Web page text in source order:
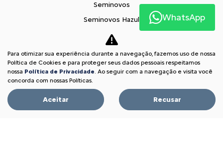
Seminovos
Seminovos Hazul
Oportunidade Imperdível
Sobre nós
Comfort Drive
Trabalhe conosco
WhatsApp
Para otimizar sua experiência durante a navegação, fazemos uso de nossa
Política de Cookies e para proteger seus dados pessoais respeitamos
nossa Política de Privacidade. Ao seguir com a navegação e visita você
concorda com nossas Políticas.
Aceitar Recusar